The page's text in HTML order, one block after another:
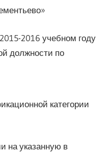
2016 учебном году
должности по
категории
на указанную в